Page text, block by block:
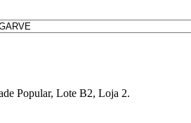
Popular, Lote B2, Loja 2.